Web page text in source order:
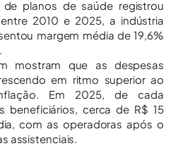
planos de saúde registrou
2010 e 2025, a indústria
margem média de 19,6%
mostram que as despesas
em ritmo superior ao
Em 2025, de cada
beneficiários, cerca de R$ 15
com as operadoras após o
assistenciais.